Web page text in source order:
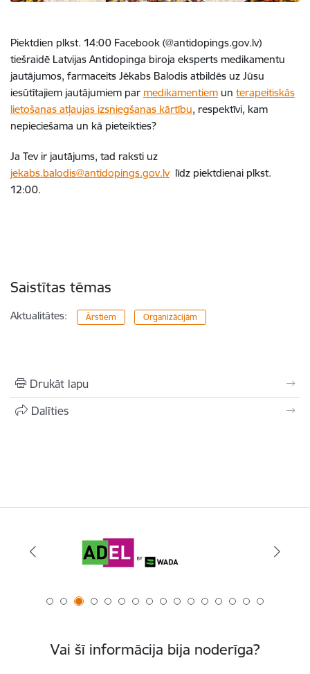
Piektdien plkst. 14:00 Facebook (@antidopings.gov.lv)
tiešraidē Latvijas Antidopinga biroja eksperts medikamentu
jautājumos, farmaceits Jēkabs Balodis atbildēs uz Jūsu
iesūtītajiem jautājumiem par medikamentiem un terapeitiskās
lietošanas atļaujas izsniegšanas kārtību, respektīvi, kam
nepieciešama un kā pieteikties?
Ja Tev ir jautājums, tad raksti uz
jekabs.balodis@antidopings.gov.lvlīdz piektdienai plkst.
12:00.
Saistītas tēmas
Aktualitātes: Ārstiem Organizācijām
Drukāt lapu
Dalīties
Vai šī informācija bija noderīga?